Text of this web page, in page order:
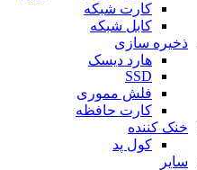
کارت شبکه
کابل شبکه
ذخیره سازی
هارد دیسک
SSD
فلش مموری
کارت حافظه
خنک کننده
کول پد
سایر